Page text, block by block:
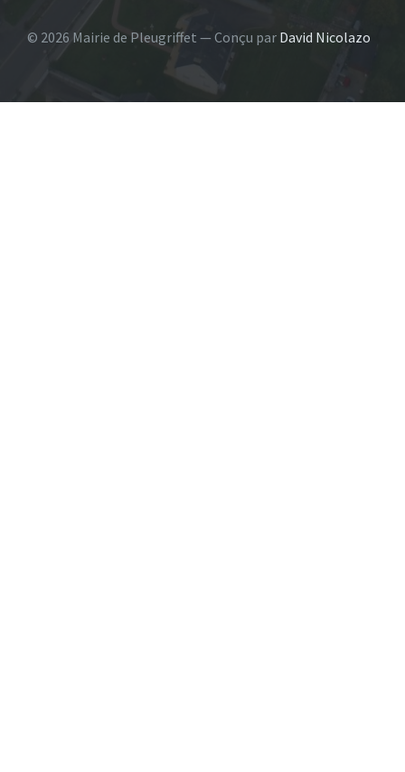
© 2026 Mairie de Pleugriffet — Conçu par David Nicolazo